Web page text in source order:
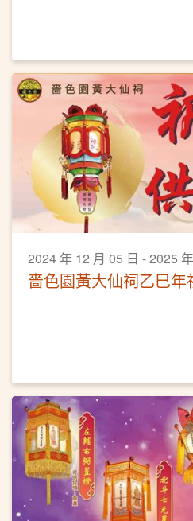
2024 年 12 月 05 日 - 2025
嗇色園黃大仙祠乙巳年